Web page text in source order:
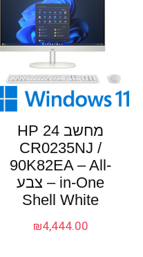
מחשב HP 24
CR0235NJ /
90K82EA – All-
in-One – צבע
Shell White
₪4,444.00